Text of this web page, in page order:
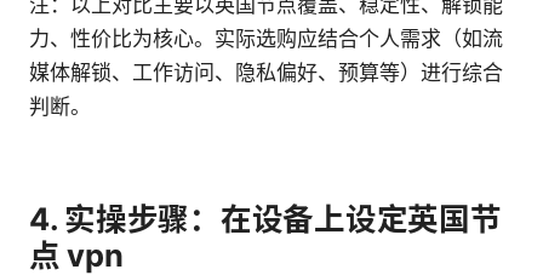
力、性价比为核心。实际选购应结合个人需求（如流
媒体解锁、工作访问、隐私偏好、预算等）进行综合
判断。
4. 实操步骤：在设备上设定英国节
点 vpn